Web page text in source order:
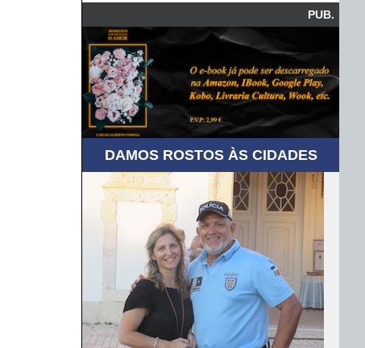
PUB.
DAMOS ROSTOS ÀS CIDADES